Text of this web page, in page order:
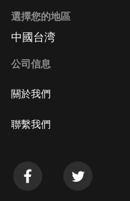
選擇您的地區
中國台湾
公司信息
關於我們
聯繫我們